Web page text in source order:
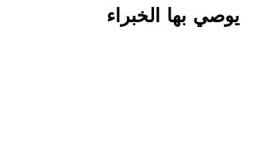
يوصي بها الخبراء